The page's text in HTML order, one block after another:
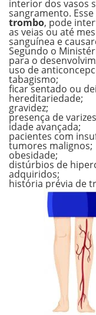
interior dos vasos
sangramento.
trombo, pode
as veias ou até
sanguínea e
Segundo o
para o
uso de
tabagismo;
ficar sentado ou
hereditariedade;
gravidez;
presença de
idade avançada;
pacientes com
tumores malignos;
obesidade;
distúrbios de
adquiridos;
história prévia de